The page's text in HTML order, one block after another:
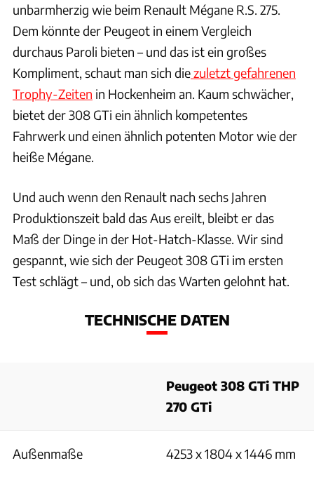
unbarmherzig wie beim Renault Mégane R.S. 275.
Dem könnte der Peugeot in einem Vergleich
durchaus Paroli bieten – und das ist ein großes
Kompliment, schaut man sich diezuletzt gefahrenen
Trophy-Zeiten in Hockenheim an. Kaum schwächer,
bietet der 308 GTi ein ähnlich kompetentes
Fahrwerk und einen ähnlich potenten Motor wie der
heiße Mégane.
Und auch wenn den Renault nach sechs Jahren
Produktionszeit bald das Aus ereilt, bleibt er das
Maß der Dinge in der Hot-Hatch-Klasse. Wir sind
gespannt, wie sich der Peugeot 308 GTi im ersten
Test schlägt – und, ob sich das Warten gelohnt hat.
TECHNISCHE DATEN
Peugeot 308 GTi THP
270 GTi
Außenmaße 4253 x 1804 x 1446 mm